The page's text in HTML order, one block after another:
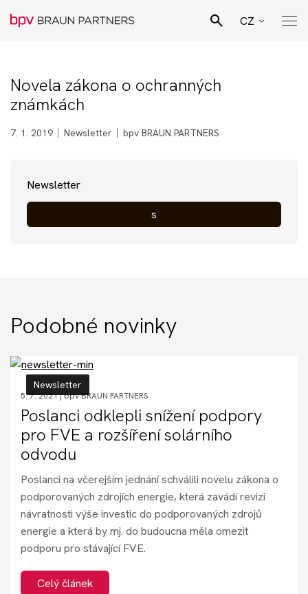
Pro Bono poradenství
Naši lidé
Podnikatelské sektory
Nechte si poradit
CZ
Novela zákona o ochranných
známkách
7. 1. 2019 Newsletter bpv BRAUN PARTNERS
Newsletter
s
Podobné novinky
Newsletter
5. 7. 2021 |bpv BRAUN PARTNERS
Poslanci odklepli snížení podpory
pro FVE a rozšíření solárního
odvodu
Poslanci na včerejším jednání schválili novelu zákona o
podporovaných zdrojích energie, která zavádí revizi
návratnosti výše investic do podporovaných zdrojů
energie a která by mj. do budoucna měla omezit
podporu pro stávající FVE.
Celý článek